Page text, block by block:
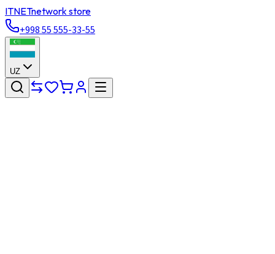
ITNETnetwork store
+998 55 555-33-55
UZ